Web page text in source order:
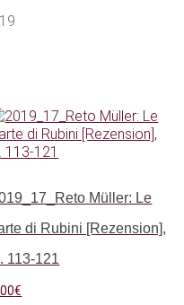
Müller: Le
di Rubini [Rezension],
113-121
€